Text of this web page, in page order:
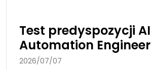
Test predyspozycji AI
Automation Engineer
2026/07/07